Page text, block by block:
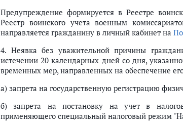
Предупреждение формируется в Реестре
Реестр воинского учета военным
направляется гражданину в личный кабинет на
4. Неявка без уважительной причины
истечении 20 календарных дней со дня,
временных мер, направленных на обеспечение
а) запрета на государственную регистрацию
б) запрета на постановку на учет в
применяющего специальный налоговый режим